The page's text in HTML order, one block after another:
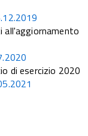
all'aggiornamento
di esercizio 2020